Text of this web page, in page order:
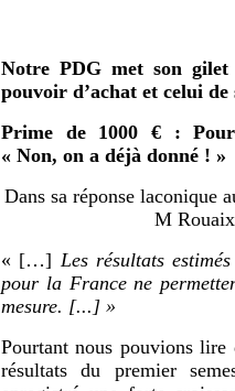
Notre PDG met son
pouvoir d’achat et celui de
Prime de 1000 € :
« Non, on a déjà donné ! »
Dans sa réponse laconique
M
« […] Les résultats
pour la France ne
mesure. [...] »
Pourtant nous pouvions lire
résultats du premier